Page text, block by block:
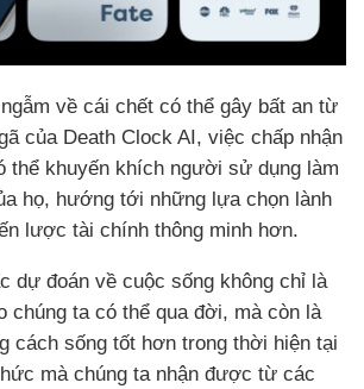
về cái chết có thể gây bất an từ
của Death Clock AI, việc chấp nhận
thể khuyến khích người sử dụng làm
họ, hướng tới những lựa chọn lành
lược tài chính thông minh hơn.
dự đoán về cuộc sống không chỉ là
chúng ta có thể qua đời, mà còn là
cách sống tốt hơn trong thời hiện tại
mà chúng ta nhận được từ các